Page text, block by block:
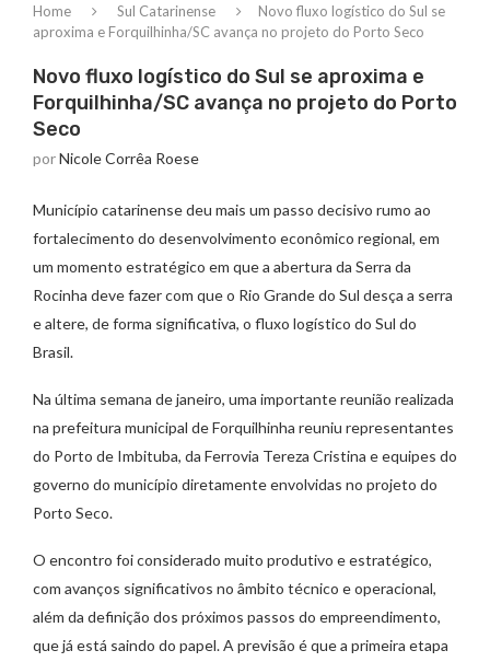
Home Sul Catarinense
Novo fluxo logístico do Sul se
aproxima e Forquilhinha/SC avança no projeto do Porto Seco
Novo fluxo logístico do Sul se aproxima e
Forquilhinha/SC avança no projeto do Porto
Seco
porNicole Corrêa Roese
Município catarinense deu mais um passo decisivo rumo ao
fortalecimento do desenvolvimento econômico regional, em
um momento estratégico em que a abertura da Serra da
Rocinha deve fazer com que o Rio Grande do Sul desça a serra
e altere, de forma significativa, o fluxo logístico do Sul do
Brasil.
Na última semana de janeiro, uma importante reunião realizada
na prefeitura municipal de Forquilhinha reuniu representantes
do Porto de Imbituba, da Ferrovia Tereza Cristina e equipes do
governo do município diretamente envolvidas no projeto do
Porto Seco.
O encontro foi considerado muito produtivo e estratégico,
com avanços significativos no âmbito técnico e operacional,
além da definição dos próximos passos do empreendimento,
que já está saindo do papel. A previsão é que a primeira etapa